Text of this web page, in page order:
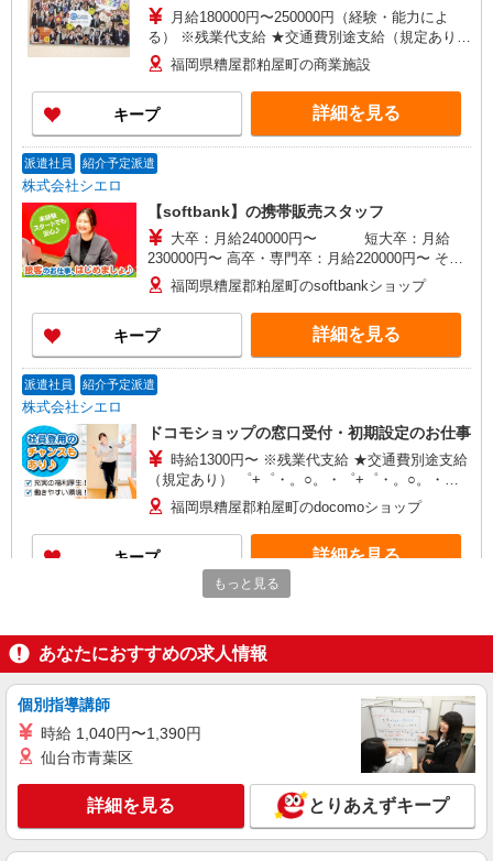
月給180000円〜250000円（経験・能力によ
る） ※残業代支給 ★交通費別途支給（規定あり）
゜+゜・。○。・゜+゜・。○。・゜+゜ 入社祝い金
10万円支給(規定有) お友達を紹介頂くと, インセン
ティブ支給(規定有) ゜・。○。・゜+゜・。
○。・゜+゜
福岡県糟屋郡粕屋町の商業施設
キープ 詳細を見る
派遣社員 紹介予定派遣
株式会社シエロ
【softbank】の携帯販売スタッフ
大卒：月給240000円〜 短大卒：月給
230000円〜 高卒・専門卒：月給220000円〜 その
他・交通費当社規定・達成手当・役職手当・アド
バイザー手当・その他手当有・賞与年2回 ※残業
代支給 ゜+゜・。○。・゜+゜・。○。・゜+゜ 入
社祝い金10万円支給(規定有) お友達を紹介頂くと,
インセンティブ支給(規定有) ゜・。○。・゜
+゜・。○。・゜+゜
福岡県糟屋郡粕屋町のsoftbankショップ
キープ 詳細を見る
派遣社員 紹介予定派遣
株式会社シエロ
ドコモショップの窓口受付・初期設定のお仕事
時給1300円〜 ※残業代支給 ★交通費別途支給
（規定あり） ゜+゜・。○。・゜+゜・。○。・゜
+゜ 入社祝い金10万円支給(規定有) お友達を紹介
頂くと, インセンティブ支給(規定有) ★月2回払
い・週払い可能（規程有）★ ゜・。○。・゜
+゜・。○。・゜+゜
福岡県糟屋郡粕屋町のdocomoショップ
キープ 詳細を見る
【softbank】の携帯販売スタッフ
月給220000円〜300000円（経験・能力によ
る） ※残業代支給 ★交通費別途支給（規定あり）
゜+゜・。○。・゜+゜・。○。・゜+゜ 入社祝い金
10万円支給(規定有) お友達を紹介頂くと, インセン
ティブ支給(規定有) ゜・。○。・゜+゜・。
○。・゜+゜
福岡県糟屋郡粕屋町のsoftbankショップ
詳細を見る
派遣社員 紹介予定派遣
株式会社シエロ
もっと見る
あなたにおすすめの求人情報
個別指導講師
時給 1,040円〜1,390円
仙台市青葉区
詳細を見る とりあえずキープ